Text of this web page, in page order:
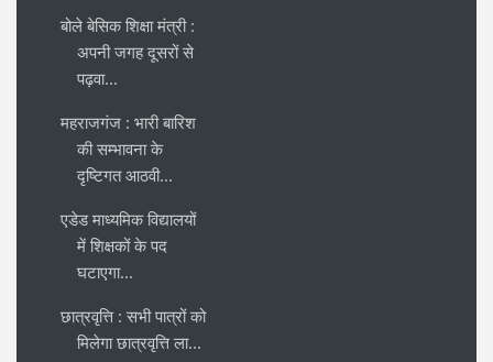
बोले बेसिक शिक्षा मंत्री :
अपनी जगह दूसरों से
पढ़वा...
महराजगंज : भारी बारिश
की सम्भावना के
दृष्टिगत आठवी...
एडेड माध्यमिक विद्यालयों
में शिक्षकों के पद
घटाएगा...
छात्रवृत्ति : सभी पात्रों को
मिलेगा छात्रवृत्ति ला...